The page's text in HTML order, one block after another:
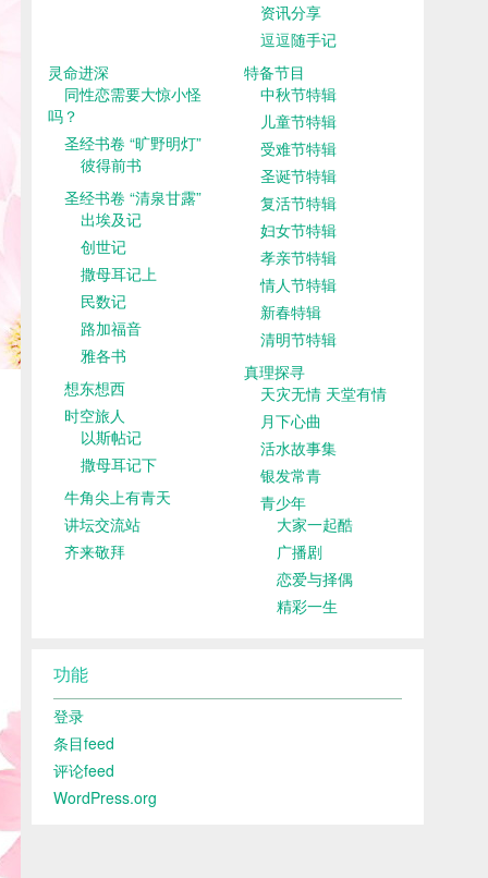
资讯分享
逗逗随手记
灵命进深
同性恋需要大惊小怪
吗？
圣经书卷 “旷野明灯”
彼得前书
圣经书卷 “清泉甘露”
出埃及记
创世记
撒母耳记上
民数记
路加福音
雅各书
想东想西
时空旅人
以斯帖记
撒母耳记下
牛角尖上有青天
讲坛交流站
齐来敬拜
特备节目
中秋节特辑
儿童节特辑
受难节特辑
圣诞节特辑
复活节特辑
妇女节特辑
孝亲节特辑
情人节特辑
新春特辑
清明节特辑
真理探寻
天灾无情 天堂有情
月下心曲
活水故事集
银发常青
青少年
大家一起酷
广播剧
恋爱与择偶
精彩一生
功能
登录
条目feed
评论feed
WordPress.org